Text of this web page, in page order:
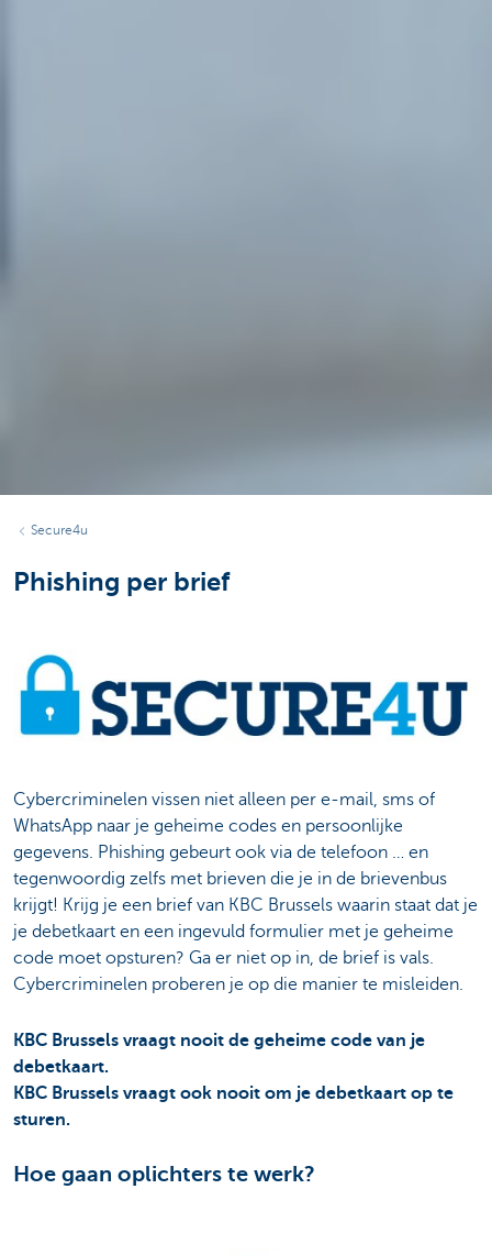
Secure4u
Phishing per brief
Cybercriminelen vissen niet alleen per e-mail, sms of
WhatsApp naar je geheime codes en persoonlijke
gegevens. Phishing gebeurt ook via de telefoon … en
tegenwoordig zelfs met brieven die je in de brievenbus
krijgt! Krijg je een brief van KBC Brussels waarin staat dat je
je debetkaart en een ingevuld formulier met je geheime
code moet opsturen? Ga er niet op in, de brief is vals.
Cybercriminelen proberen je op die manier te misleiden.
KBC Brussels vraagt nooit de geheime code van je
debetkaart.
KBC Brussels vraagt ook nooit om je debetkaart op te
sturen.
Hoe gaan oplichters te werk?